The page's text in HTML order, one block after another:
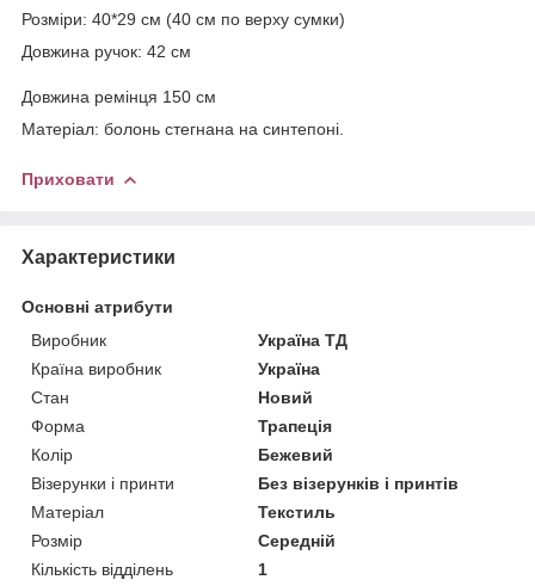
Розміри: 40*29 см (40 см по верху сумки)
Довжина ручок: 42 см
Довжина ремінця 150 см
Матеріал: болонь стегнана на синтепоні.
Приховати
Характеристики
Основні атрибути
Виробник
Україна ТД
Країна виробник
Україна
Стан
Новий
Форма
Трапеція
Колір
Бежевий
Візерунки і принти
Без візерунків і принтів
Матеріал
Текстиль
Розмір
Середній
Кількість відділень
1